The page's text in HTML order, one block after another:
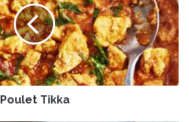
Poulet Tikka